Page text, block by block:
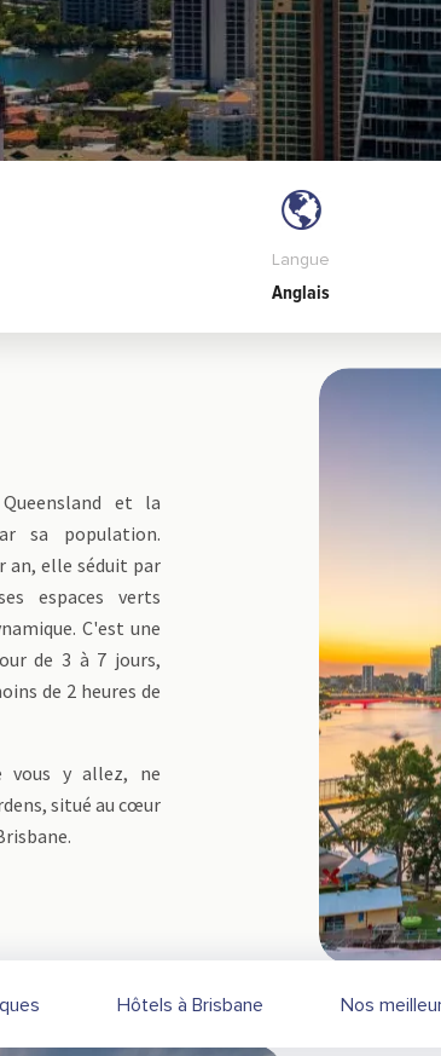
Langue
Anglais
et la
sa population.
an, elle séduit par
espaces verts
C'est une
de 3 à 7 jours,
de 2 heures de
vous y allez, ne
situé au cœur
Hôtels à Brisbane Nos